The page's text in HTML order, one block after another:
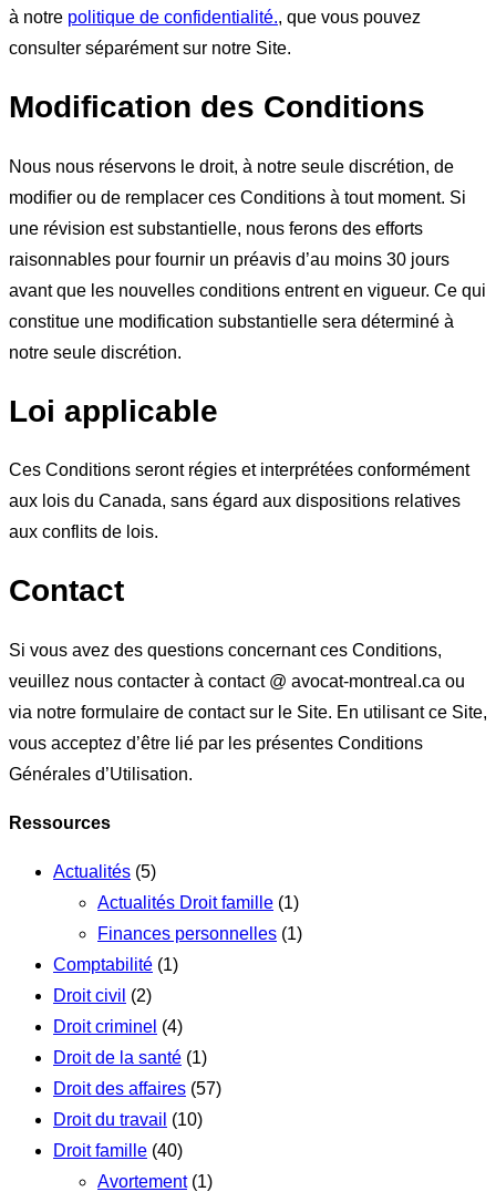
à notre politique de confidentialité., que vous pouvez
consulter séparément sur notre Site.
Modification des Conditions
Nous nous réservons le droit, à notre seule discrétion, de
modifier ou de remplacer ces Conditions à tout moment. Si
une révision est substantielle, nous ferons des efforts
raisonnables pour fournir un préavis d’au moins 30 jours
avant que les nouvelles conditions entrent en vigueur. Ce qui
constitue une modification substantielle sera déterminé à
notre seule discrétion.
Loi applicable
Ces Conditions seront régies et interprétées conformément
aux lois du Canada, sans égard aux dispositions relatives
aux conflits de lois.
Contact
Si vous avez des questions concernant ces Conditions,
veuillez nous contacter à contact @ avocat-montreal.ca ou
via notre formulaire de contact sur le Site. En utilisant ce Site,
vous acceptez d’être lié par les présentes Conditions
Générales d’Utilisation.
Ressources
Actualités (5)
Actualités Droit famille (1)
Finances personnelles (1)
Comptabilité (1)
Droit civil (2)
Droit criminel (4)
Droit de la santé (1)
Droit des affaires (57)
Droit du travail (10)
Droit famille (40)
Avortement(1)